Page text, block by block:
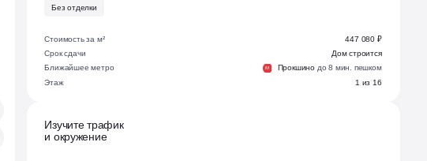
Без отделки
Стоимость за м²
447 080 ₽
Срок сдачи
Дом строится
Ближайшее метро
М Прокшино до 8 мин. пешком
Этаж
1 из 16
Изучите трафик
и окружение